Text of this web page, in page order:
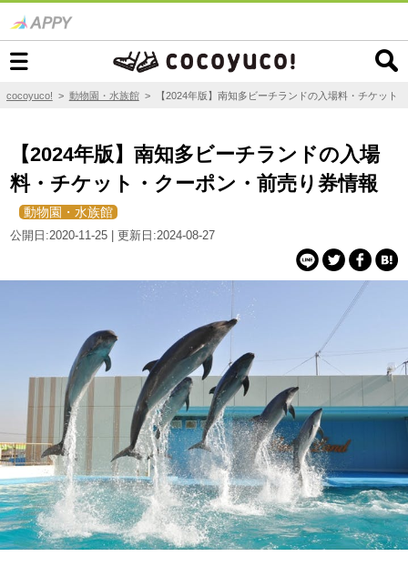
cocoyuco! > 動物園・水族館> 【2024年版】南知多ビーチランドの入場料・チケット
【2024年版】南知多ビーチランドの入場
料・チケット・クーポン・前売り券情報
動物園・水族館
公開日:2020-11-25 | 更新日:2024-08-27